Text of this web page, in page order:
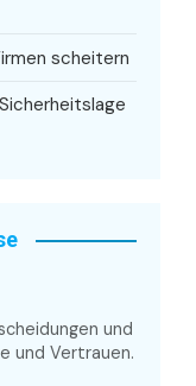
scheitern
und
und Vertrauen.